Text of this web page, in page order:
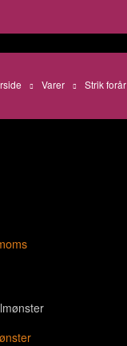
Varer Strik forår